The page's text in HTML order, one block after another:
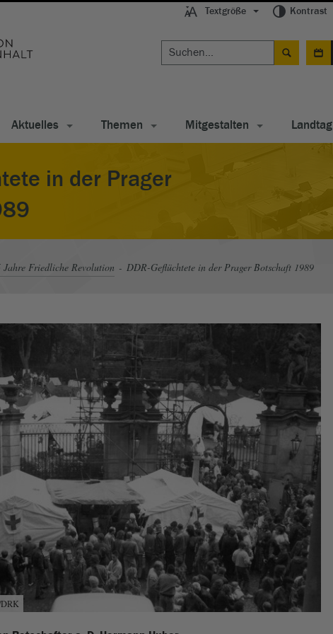
Textgröße Kontrast
Aktuelles Themen Mitgestalten Landtag
in der Prager
Jahre Friedliche Revolution DDR-Geflüchtete in der Prager Botschaft 1989